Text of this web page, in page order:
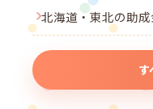
北海道・東北の助成
す